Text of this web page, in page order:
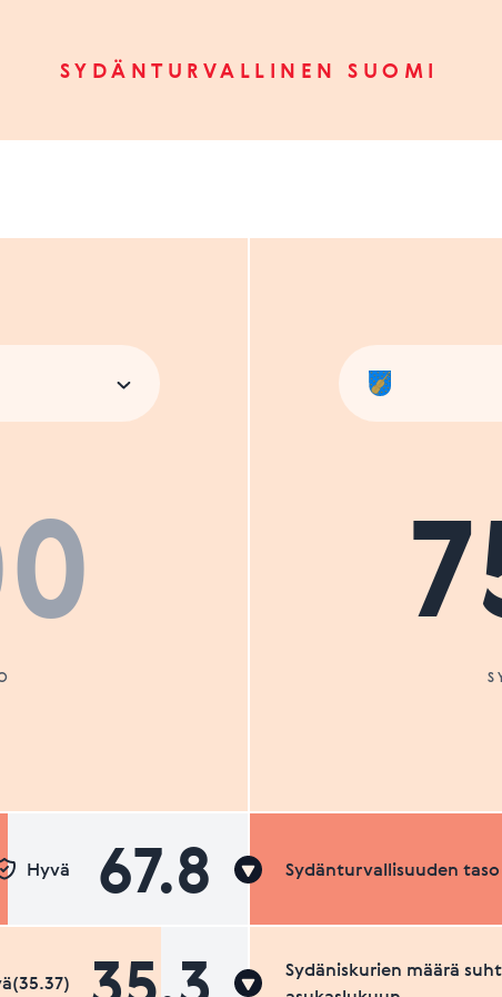
SYDÄNTURVALLINEN SUOMI
67.8
Hyvä Sydänturvallisuuden taso
Sydäniskurien määrä